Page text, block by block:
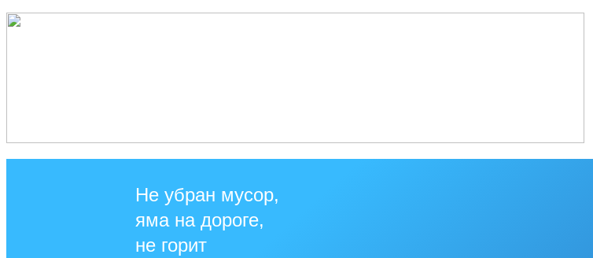
Не убран мусор,
яма на дороге,
не горит